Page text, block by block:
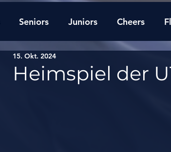
Seniors Juniors Cheers
Heimspiel der
15. Okt. 2024